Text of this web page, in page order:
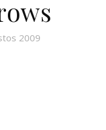
2009